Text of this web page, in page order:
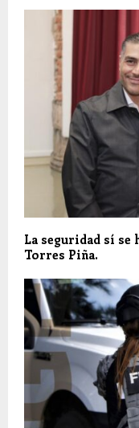
La seguridad sí se
Torres Piña.